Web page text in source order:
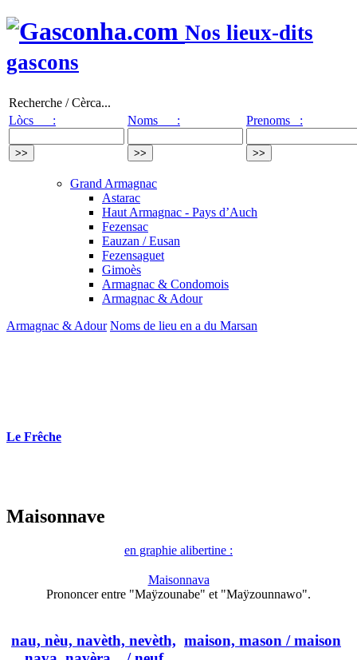
Nos lieux-dits
gascons
Recherche / Cèrca...
Lòcs :
Noms : Prenoms :
Grand Armagnac
Astarac
Haut Armagnac - Pays d’Auch
Fezensac
Eauzan / Eusan
Fezensaguet
Gimoès
Armagnac & Condomois
Armagnac & Adour
Armagnac & Adour Noms de lieu en a du Marsan
Le Frêche
Maisonnave
en graphie alibertine :
Maisonnava
Prononcer entre "Maÿzounabe" et "Maÿzounnawo".
nau, nèu, navèth, nevèth, maison, mason / maison